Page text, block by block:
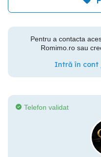
Pentru a contacta
Romimo.ro sau
Intră în
Telefon validat